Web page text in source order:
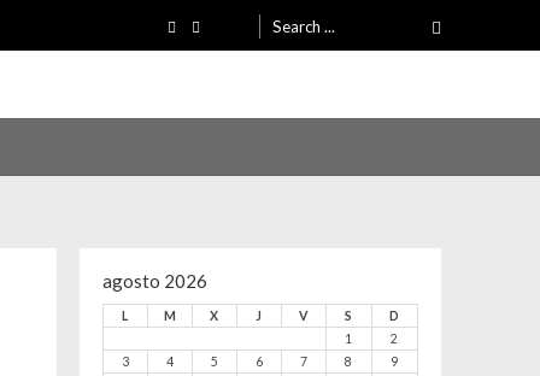
for:
agosto 2026
L M X J V S
D
1
2
3
4 5 6 7 8
9